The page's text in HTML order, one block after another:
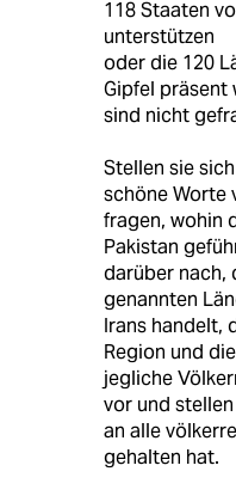
118 Staaten
unterstützen
oder die 120
Gipfel präsent
sind nicht
Stellen sie
schöne Worte
fragen, wohin
Pakistan
darüber nach,
genannten
Irans handelt,
Region und
jegliche
vor und
an alle
gehalten hat.